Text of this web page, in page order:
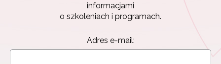
informacjami
o szkoleniach i programach.
Adres e-mail: